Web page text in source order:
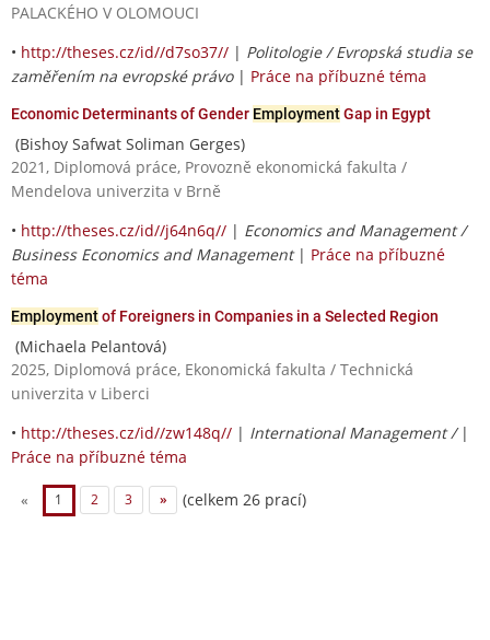
PALACKÉHO V OLOMOUCI
• http://theses.cz/id//d7so37// | Politologie / Evropská studia se
zaměřením na evropské právo| Práce na příbuzné téma
Economic Determinants of Gender EmploymentGap in Egypt
(Bishoy Safwat Soliman Gerges)
2021, Diplomová práce, Provozně ekonomická fakulta /
Mendelova univerzita v Brně
• http://theses.cz/id//j64n6q// | Economics and Management /
Business Economics and Management| Práce na příbuzné
téma
Employmentof Foreigners in Companies in a Selected Region
(Michaela Pelantová)
2025, Diplomová práce, Ekonomická fakulta / Technická
univerzita v Liberci
• http://theses.cz/id//zw148q// | International Management / |
Práce na příbuzné téma
« 1 2 3 » (celkem 26 prací)